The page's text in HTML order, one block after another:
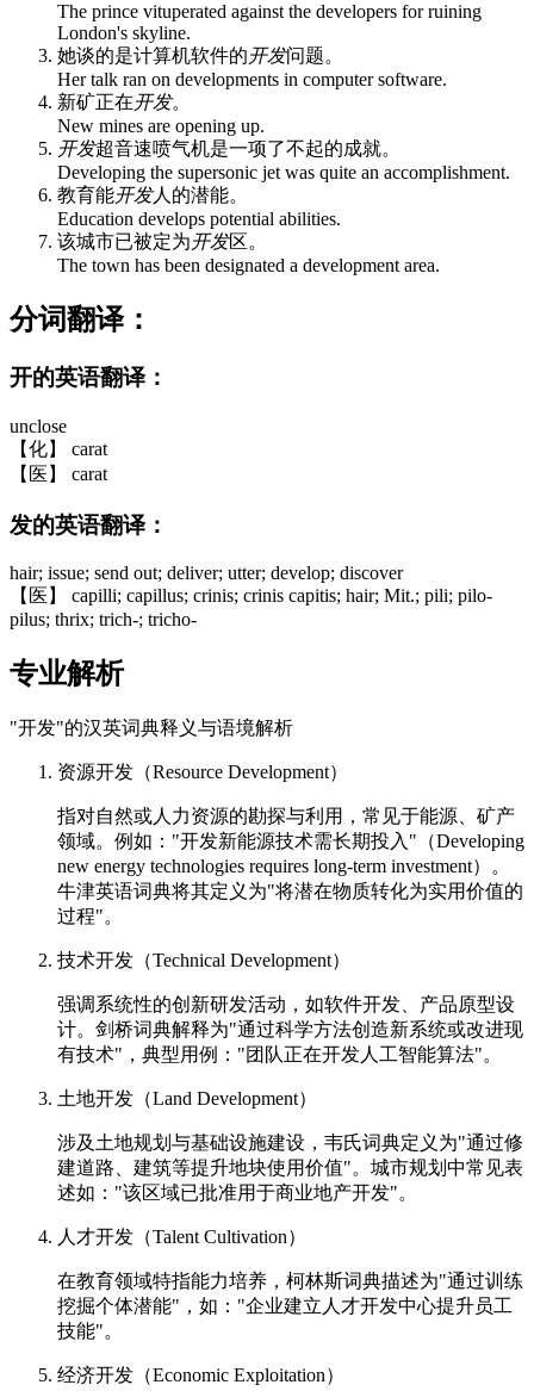
The prince vituperated against the developers for ruining
London's skyline.
她谈的是计算机软件的开发问题。
Her talk ran on developments in computer software.
新矿正在开发。
New mines are opening up.
开发超音速喷气机是一项了不起的成就。
Developing the supersonic jet was quite an accomplishment.
教育能开发人的潜能。
Education develops potential abilities.
该城市已被定为开发区。
The town has been designated a development area.
分词翻译：
开的英语翻译：
unclose
【化】 carat
【医】 carat
发的英语翻译：
hair; issue; send out; deliver; utter; develop; discover
【医】 capilli; capillus; crinis; crinis capitis; hair; Mit.; pili; pilo-
pilus; thrix; trich-; tricho-
专业解析
"开发"的汉英词典释义与语境解析
资源开发（Resource Development）
指对自然或人力资源的勘探与利用，常见于能源、矿产
领域。例如："开发新能源技术需长期投入"（Developing
new energy technologies requires long-term investment）。
牛津英语词典将其定义为"将潜在物质转化为实用价值的
过程"。
技术开发（Technical Development）
强调系统性的创新研发活动，如软件开发、产品原型设
计。剑桥词典解释为"通过科学方法创造新系统或改进现
有技术"，典型用例："团队正在开发人工智能算法"。
土地开发（Land Development）
涉及土地规划与基础设施建设，韦氏词典定义为"通过修
建道路、建筑等提升地块使用价值"。城市规划中常见表
述如："该区域已批准用于商业地产开发"。
人才开发（Talent Cultivation）
在教育领域特指能力培养，柯林斯词典描述为"通过训练
挖掘个体潜能"，如："企业建立人才开发中心提升员工
技能"。
经济开发（Economic Exploitation）